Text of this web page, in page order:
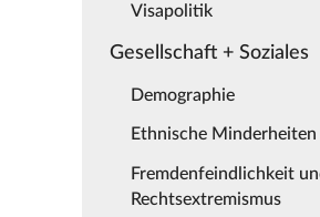
Visapolitik
Gesellschaft + Soziales
Demographie
Ethnische Minderheiten
Fremdenfeindlichkeit
Rechtsextremismus